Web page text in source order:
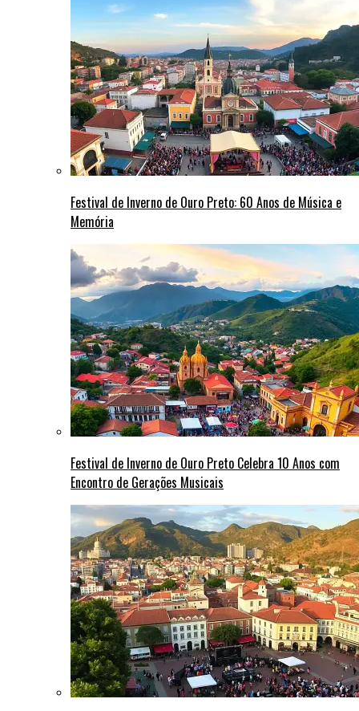
Festival de Inverno de Ouro Preto: 60 Anos de Música e
Memória
Festival de Inverno de Ouro Preto Celebra 10 Anos com
Encontro de Gerações Musicais